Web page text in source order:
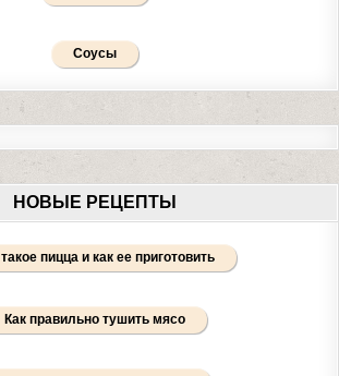
Соусы
НОВЫЕ РЕЦЕПТЫ
пицца и как ее приготовить
Как правильно тушить мясо